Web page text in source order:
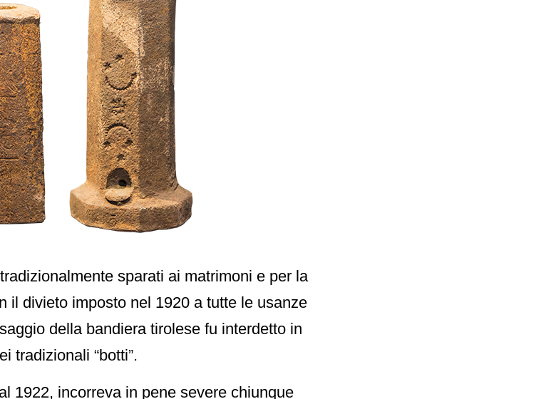
sparati ai matrimoni e per la
il divieto imposto nel 1920 a tutte le usanze
della bandiera tirolese fu interdetto in
tradizionali “botti”.
1922, incorreva in pene severe chiunque